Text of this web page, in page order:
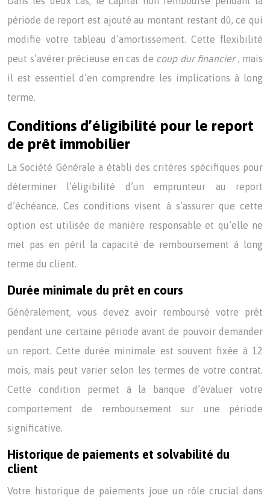
période de report est ajouté au montant restant dû, ce qui
modifie votre tableau d’amortissement. Cette flexibilité
peut s’avérer précieuse en cas de coup dur financier, mais
il est essentiel d’en comprendre les implications à long
terme.
Conditions d’éligibilité pour le report
de prêt immobilier
La Société Générale a établi des critères spécifiques pour
déterminer l’éligibilité d’un emprunteur au report
d’échéance. Ces conditions visent à s’assurer que cette
option est utilisée de manière responsable et qu’elle ne
met pas en péril la capacité de remboursement à long
terme du client.
Durée minimale du prêt en cours
Généralement, vous devez avoir remboursé votre prêt
pendant une certaine période avant de pouvoir demander
un report. Cette durée minimale est souvent fixée à 12
mois, mais peut varier selon les termes de votre contrat.
Cette condition permet à la banque d’évaluer votre
comportement de remboursement sur une période
significative.
Historique de paiements et solvabilité du
client
Votre historique de paiements joue un rôle crucial dans